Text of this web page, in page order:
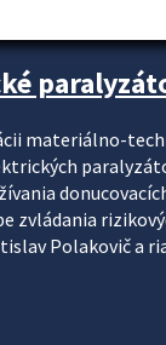
materiálno-
zvládania
Polakovič a